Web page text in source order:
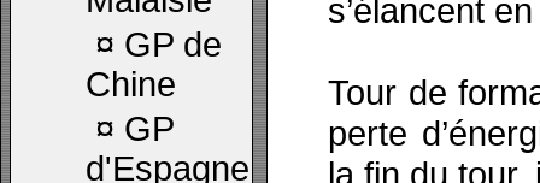
¤ GP de
Chine
¤ GP
d'Espagne
s’élancent
Tour de
perte
la fin du